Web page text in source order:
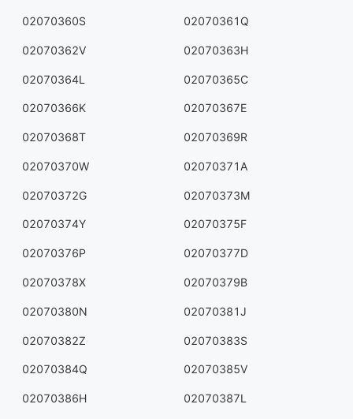
02070360S 02070361Q
02070362V 02070363H
02070364L 02070365C
02070366K 02070367E
02070368T 02070369R
02070370W 02070371A
02070372G 02070373M
02070374Y 02070375F
02070376P 02070377D
02070378X 02070379B
02070380N 02070381J
02070382Z 02070383S
02070384Q 02070385V
02070386H 02070387L